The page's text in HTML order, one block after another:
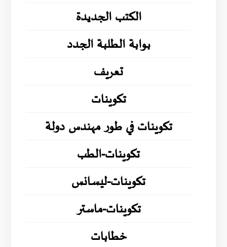
الكتب الجديدة
بوابة الطلبة الجدد
تعريف
تكوينات
تكوينات في طور مهندس دولة
تكوينات-الطب
تكوينات-ليسانس
تكوينات-ماستر
خطابات